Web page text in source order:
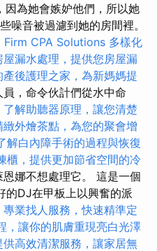
因為她會嫉妒他們，所以她
噪音被過濾到她的房間裡。
CPA Solutions 多樣化
屋漏水處理，提供您房屋漏
後護理之家，為新媽媽提
，命令伙計們從水中命
了解助聽器原理，讓您清楚
緻外燴茶點，為您的聚會增
解白內障手術的過程與恢復
櫃，提供更加節省空間的冷
娜不想處理它。 這是一個
的DJ在甲板上以興奮的派
專業找人服務，快速精準定
，讓你的肌膚重現亮白光澤
供高效清潔服務，讓家居無